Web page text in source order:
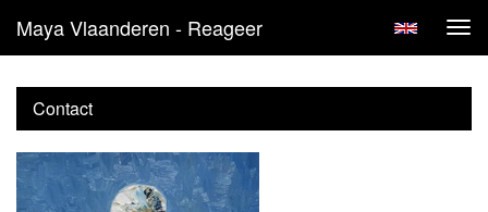
Maya Vlaanderen - Reageer
Contact